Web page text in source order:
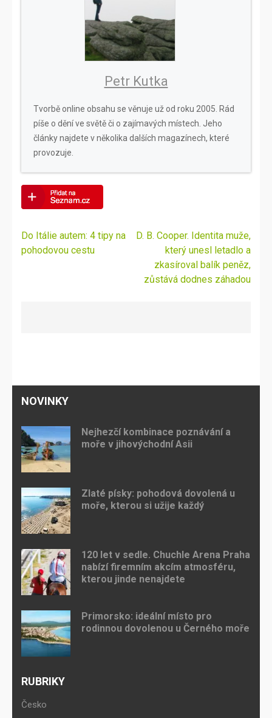
Petr Kutka
Tvorbě online obsahu se věnuje už od roku 2005. Rád
píše o dění ve světě či o zajímavých místech. Jeho
články najdete v několika dalších magazínech, které
provozuje.
Navigace
pro
Do Itálie autem: 4 tipy na
pohodovou cestu
D. B. Cooper. Identita muže,
který unesl letadlo a
zkasíroval balík peněz,
zůstává dodnes záhadou
NOVINKY
Nejhezčí kombinace poznávání a
moře v jihovýchodní Asii
Zlaté písky: pohodová dovolená u
moře, kterou si užije každý
120 let v sedle. Chuchle Arena Praha
nabízí firemním akcím atmosféru,
kterou jinde nenajdete
Primorsko: ideální místo pro
rodinnou dovolenou u Černého moře
RUBRIKY
Česko